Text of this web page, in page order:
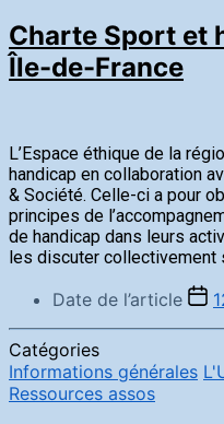
Charte Sport et
Île-de-France
L’Espace éthique de la
handicap en collaboration
& Société. Celle-ci a pour
principes de
de handicap dans leurs
les discuter collectivement
Date de l’article
Catégories
Informations générales
Ressources assos